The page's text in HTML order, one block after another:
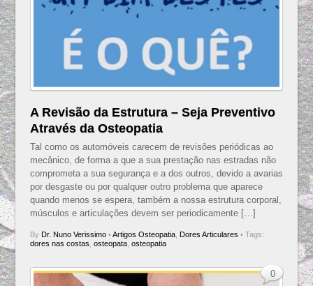
A Revisão da Estrutura – Seja Preventivo
Através da Osteopatia
Tal como os automóveis carecem de revisões periódicas ao
mecânico, de forma a que a sua prestação nas estradas não
comprometa a sua segurança e a dos outros, devido a avarias
por desgaste ou por qualquer outro problema que aparece
quando menos se espera, também a nossa estrutura corporal,
músculos e articulações devem ser periodicamente […]
By Dr. Nuno Verissimo• Artigos Osteopatia, Dores Articulares • Tags:
dores nas costas, osteopata, osteopatia
0